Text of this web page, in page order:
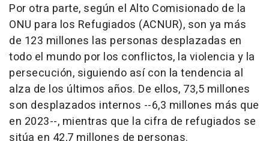
Por otra parte, según el Alto Comisionado de la
ONU para los Refugiados (ACNUR), son ya más
de 123 millones las personas desplazadas en
todo el mundo por los conflictos, la violencia y la
persecución, siguiendo así con la tendencia al
alza de los últimos años. De ellos, 73,5 millones
son desplazados internos --6,3 millones más que
en 2023--, mientras que la cifra de refugiados se